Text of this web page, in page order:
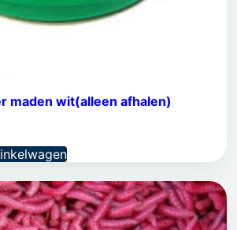
maden wit(alleen afhalen)